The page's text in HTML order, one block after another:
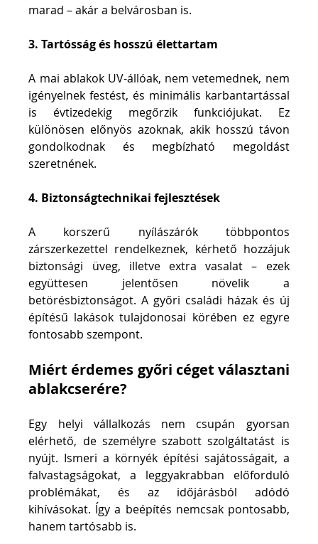
marad – akár a belvárosban is.
3. Tartósság és hosszú élettartam
A mai ablakok UV-állóak, nem vetemednek, nem
igényelnek festést, és minimális karbantartással
is évtizedekig megőrzik funkciójukat. Ez
különösen előnyös azoknak, akik hosszú távon
gondolkodnak és megbízható megoldást
szeretnének.
4. Biztonságtechnikai fejlesztések
A korszerű nyílászárók többpontos
zárszerkezettel rendelkeznek, kérhető hozzájuk
biztonsági üveg, illetve extra vasalat – ezek
együttesen jelentősen növelik a
betörésbiztonságot. A győri családi házak és új
építésű lakások tulajdonosai körében ez egyre
fontosabb szempont.
Miért érdemes győri céget választani
ablakcserére?
Egy helyi vállalkozás nem csupán gyorsan
elérhető, de személyre szabott szolgáltatást is
nyújt. Ismeri a környék építési sajátosságait, a
falvastagságokat, a leggyakrabban előforduló
problémákat, és az időjárásból adódó
kihívásokat. Így a beépítés nemcsak pontosabb,
hanem tartósabb is.